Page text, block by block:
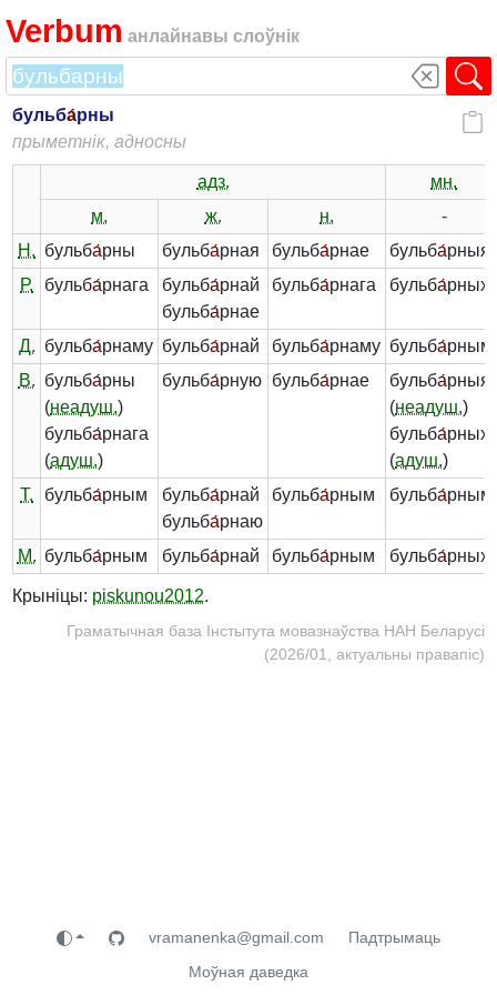
Verbum анлайнавы слоўнік
бульба́рны
прыметнік, адносны
адз.
мн.
м.
ж. н.
-
Н. бульба́рны бульба́рная бульба́рнае бульба́рныя
Р.
бульба́рнага бульба́рнай
бульба́рнае
бульба́рнага бульба́рных
Д. бульба́рнаму бульба́рнай бульба́рнаму бульба́рным
В. бульба́рны
(неадуш.)
бульба́рнага
(адуш.)
бульба́рную бульба́рнае бульба́рныя
(неадуш.)
бульба́рных
(адуш.)
Т.
бульба́рным бульба́рнай
бульба́рнаю
бульба́рным бульба́рнымі
М. бульба́рным бульба́рнай бульба́рным бульба́рных
Крыніцы: piskunou2012.
Граматычная база Інстытута мовазнаўства НАН Беларусі
(2026/01, актуальны правапіс)
vramanenka@gmail.com
Падтрымаць
Моўная даведка